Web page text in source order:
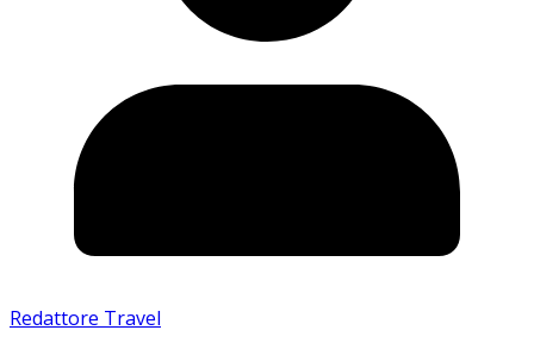
Redattore Travel